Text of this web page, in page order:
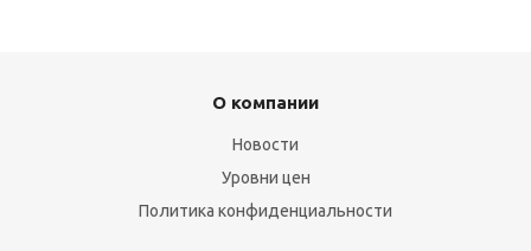
О компании
Новости
Уровни цен
Политика конфиденциальности